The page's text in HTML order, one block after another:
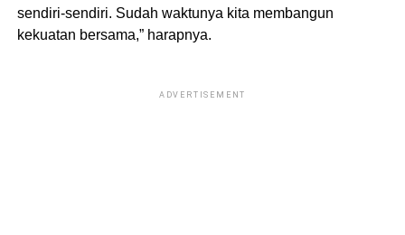
sendiri-sendiri. Sudah waktunya kita membangun
kekuatan bersama,” harapnya.
ADVERTISEMENT